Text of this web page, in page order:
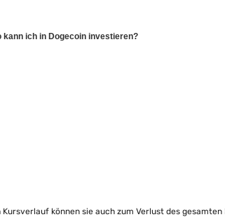
kann ich in Dogecoin investieren?
können sie auch zum Verlust des